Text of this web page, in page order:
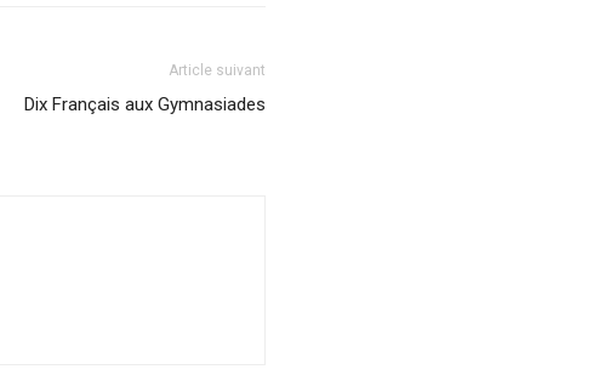
Article suivant
Dix Français aux Gymnasiades